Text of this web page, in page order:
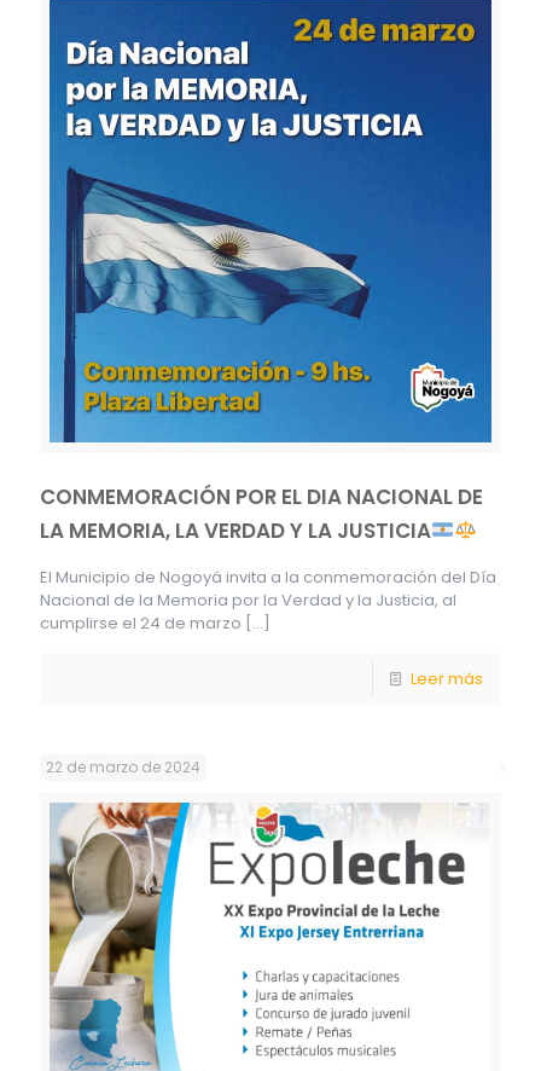
CONMEMORACIÓN POR EL DIA NACIONAL DE
LA MEMORIA, LA VERDAD Y LA JUSTICIA
El Municipio de Nogoyá invita a la conmemoración del Día
Nacional de la Memoria por la Verdad y la Justicia, al
cumplirse el 24 de marzo […]
Leer más
22 de marzo de 2024